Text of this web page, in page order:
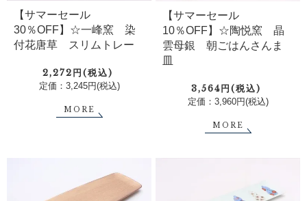
【サマーセール
30％OFF】☆一峰窯 染
付花唐草 スリムトレー
2,272円(税込)
定価：3,245円(税込)
MORE
【サマーセール
10％OFF】☆陶悦窯 晶
雲母銀 朝ごはんさんま
皿
3,564円(税込)
定価：3,960円(税込)
MORE